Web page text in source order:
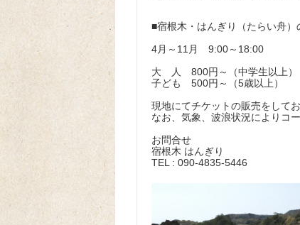
■宿根木・はんぎり（たらい舟）
4月～11月 9:00～18:00
大 人 800円～（中学生以上）
子ども 500円～（5歳以上）
現地にてチケットの販売をして
なお、気象、波浪状況によりコ
お問合せ
宿根木 はんぎり
TEL : 090-4835-5446